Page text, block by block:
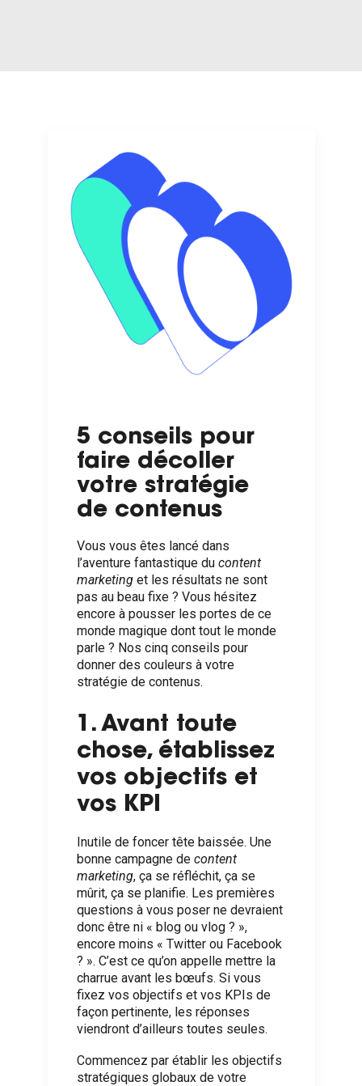
5 conseils pour
faire décoller
votre stratégie
de contenus
Vous vous êtes lancé dans
l’aventure fantastique du content
marketinget les résultats ne sont
pas au beau fixe ? Vous hésitez
encore à pousser les portes de ce
monde magique dont tout le monde
parle ? Nos cinq conseils pour
donner des couleurs à votre
stratégie de contenus.
1. Avant toute
chose, établissez
vos objectifs et
vos KPI
Inutile de foncer tête baissée. Une
bonne campagne de content
marketing, ça se réfléchit, ça se
mûrit, ça se planifie. Les premières
questions à vous poser ne devraient
donc être ni « blog ou vlog ? »,
encore moins « Twitter ou Facebook
? ». C’est ce qu’on appelle mettre la
charrue avant les bœufs. Si vous
fixez vos objectifs et vos KPIs de
façon pertinente, les réponses
viendront d’ailleurs toutes seules.
Commencez par établir les objectifs
stratégiques globaux de votre